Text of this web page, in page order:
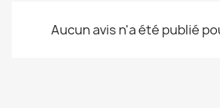
Aucun avis n'a été publié